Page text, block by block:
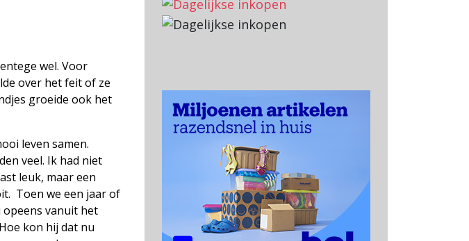
wel. Voor
over het feit of ze
groeide ook het
leven samen.
veel. Ik had niet
leuk, maar een
Toen we een jaar of
opeens vanuit het
kon hij dat nu